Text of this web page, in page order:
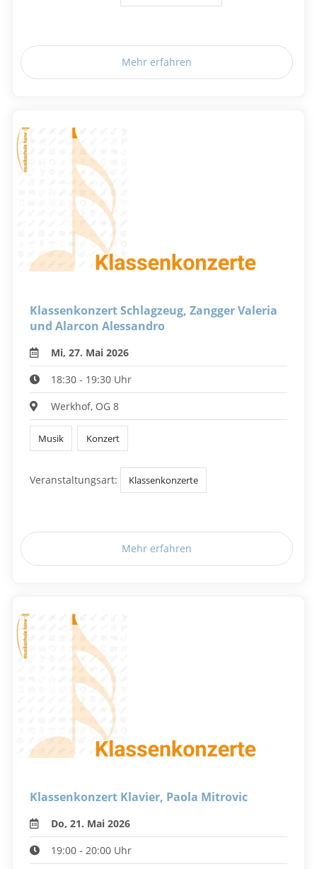
Mehr erfahren
Klassenkonzert Schlagzeug, Zangger Valeria
und Alarcon Alessandro
Mi, 27. Mai 2026
18:30 - 19:30 Uhr
Werkhof, OG 8
Musik Konzert
Veranstaltungsart: Klassenkonzerte
Mehr erfahren
Klassenkonzert Klavier, Paola Mitrovic
Do, 21. Mai 2026
19:00 - 20:00 Uhr